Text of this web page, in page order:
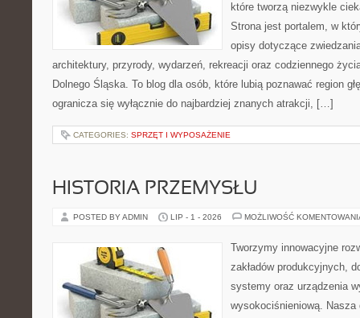
które tworzą niezwykle
Strona jest portalem, w
opisy dotyczące
architektury, przyrody, wydarzeń, rekreacji oraz codziennego
Dolnego Śląska. To blog dla osób, które lubią poznawać region
ogranicza się wyłącznie do najbardziej znanych atrakcji, […]
CATEGORIES: SPRZĘT I WYPOSAŻENIE
HISTORIA PRZEMYSŁU
POSTED BY ADMIN LIP - 1 - 2026 MOŻLIWOŚĆ
Tworzymy innowacyjne
zakładów produkcyjnych,
systemy oraz urządzenia
wysokociśnieniową. Nasza